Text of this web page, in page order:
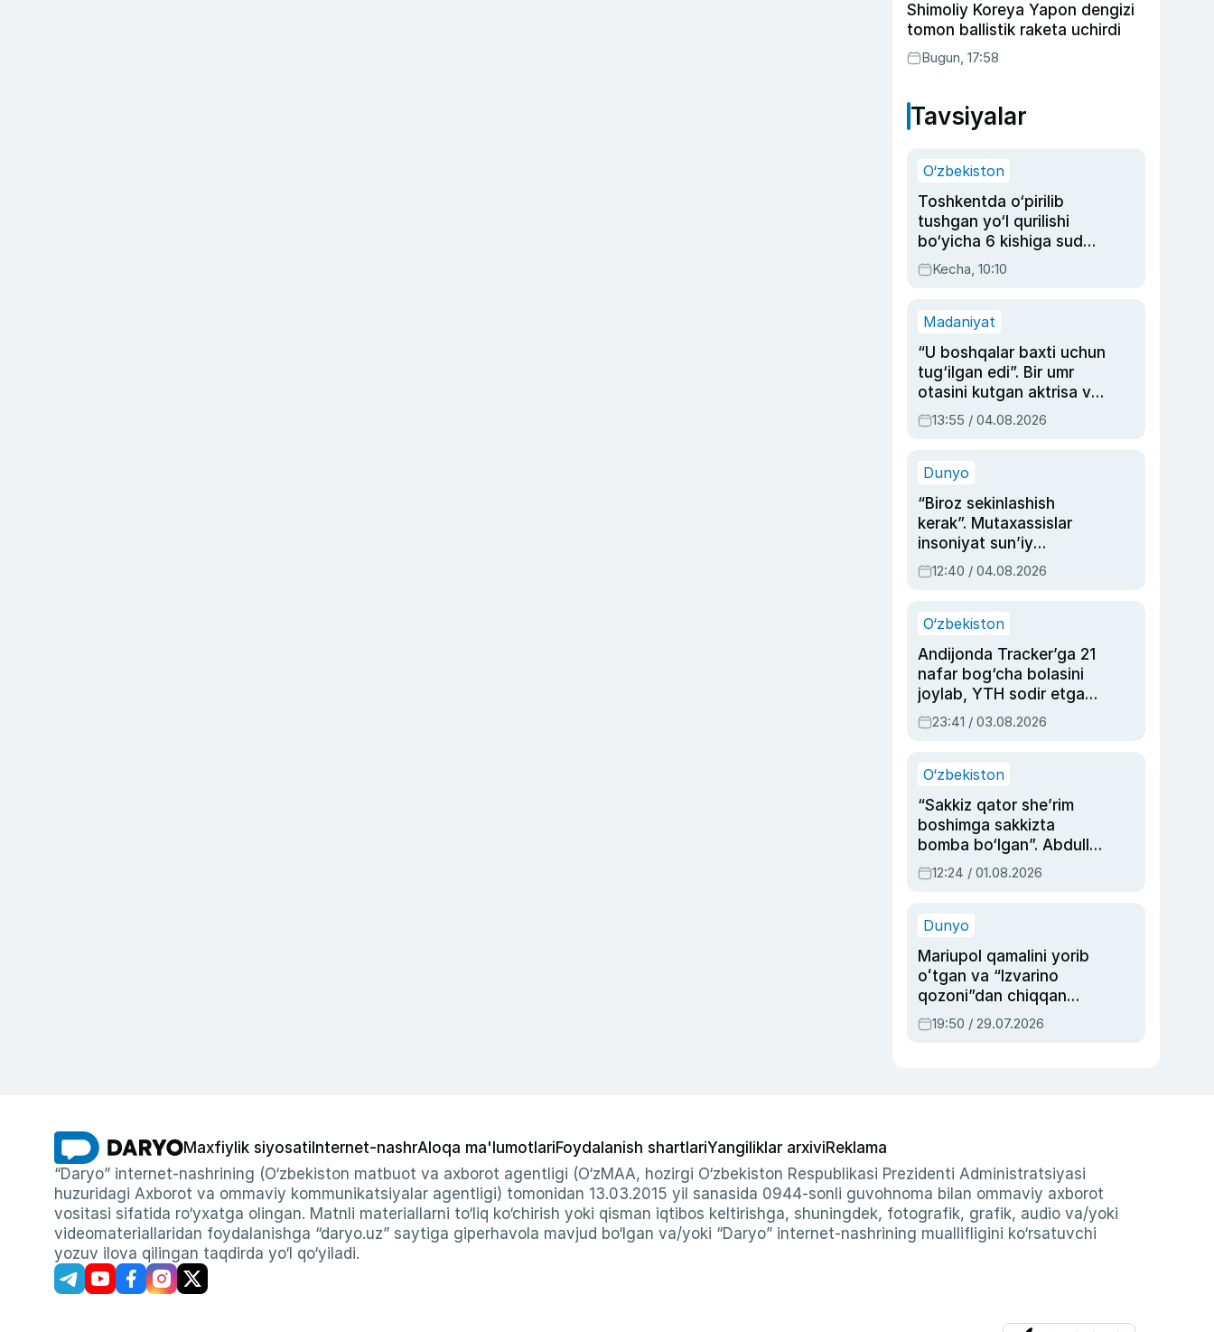
Shimoliy Koreya Yapon dengizi
tomon ballistik raketa uchirdi
Bugun, 17:58
Tavsiyalar
O‘zbekiston
Toshkentda o‘pirilib
tushgan yo‘l qurilishi
bo‘yicha 6 kishiga sud
hukmi o‘qildi
Kecha, 10:10
Madaniyat
“U boshqalar baxti uchun
tug‘ilgan edi”. Bir umr
otasini kutgan aktrisa va
dublyaj ustasi Rimma
Ahmedovaning
13:55 / 04.08.2026
Dunyo
“Biroz sekinlashish
kerak”. Mutaxassislar
insoniyat sun’iy
intellektni boshqara
olmay qolishidan xavotir
12:40 / 04.08.2026
O‘zbekiston
Andijonda Tracker’ga 21
nafar bog‘cha bolasini
joylab, YTH sodir etgan
ayolga sud hukmi o‘qildi
23:41 / 03.08.2026
O‘zbekiston
“Sakkiz qator she’rim
boshimga sakkizta
bomba bo‘lgan”. Abdulla
Oripovni siyosiy
ayblovlardan asrab
12:24 / 01.08.2026
Dunyo
Mariupol qamalini yorib
oʻtgan va “Izvarino
qozoni”dan chiqqan
qahramon — Ukraina
armiyasi bosh
19:50 / 29.07.2026
Maxfiylik siyosati Internet-nashrAloqa ma'lumotlariFoydalanish shartlariYangiliklar arxiviReklama
“Daryo” internet-nashrining (O‘zbekiston matbuot va axborot agentligi (O‘zMAA, hozirgi O‘zbekiston Respublikasi Prezidenti Administratsiyasi
huzuridagi Axborot va ommaviy kommunikatsiyalar agentligi) tomonidan 13.03.2015 yil sanasida 0944-sonli guvohnoma bilan ommaviy axborot
vositasi sifatida ro‘yxatga olingan. Matnli materiallarni to‘liq ko‘chirish yoki qisman iqtibos keltirishga, shuningdek, fotografik, grafik, audio va/yoki
videomateriallaridan foydalanishga “daryo.uz” saytiga giperhavola mavjud bo‘lgan va/yoki “Daryo” internet-nashrining muallifligini ko‘rsatuvchi
yozuv ilova qilingan taqdirda yo‘l qo‘yiladi.